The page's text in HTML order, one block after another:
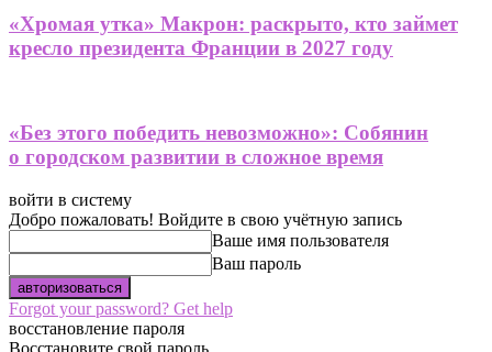
«Хромая утка» Макрон: раскрыто, кто займет
кресло президента Франции в 2027 году
«Без этого победить невозможно»: Собянин
о городском развитии в сложное время
войти в систему
Добро пожаловать! Войдите в свою учётную запись
Ваше имя пользователя
Ваш пароль
Forgot your password? Get help
восстановление пароля
Восстановите свой пароль